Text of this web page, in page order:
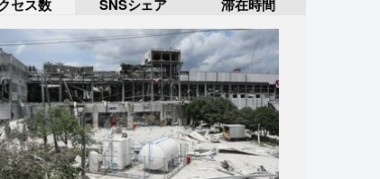
セス数 SNSシェア 滞在時間